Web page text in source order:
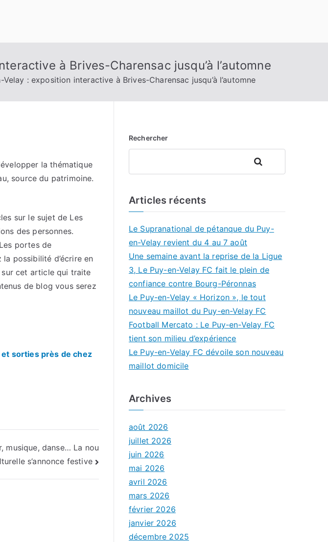
à Brives-Charensac jusqu’à l’automne
Velay : exposition interactive à Brives-Charensac jusqu’à l’automne
la thématique
source du patrimoine.
sur le sujet de Les
des personnes.
portes de
possibilité d’écrire en
cet article qui traite
de blog vous serez
sorties près de chez
musique, danse… La nou
s’annonce festive
Rechercher
Rechercher
Articles récents
Le Supranational de pétanque du Puy-
en-Velay revient du 4 au 7 août
Une semaine avant la reprise de la Ligue
3, Le Puy-en-Velay FC fait le plein de
confiance contre Bourg-Péronnas
Le Puy-en-Velay « Horizon », le tout
nouveau maillot du Puy-en-Velay FC
Football Mercato : Le Puy-en-Velay FC
tient son milieu d’expérience
Le Puy-en-Velay FC dévoile son nouveau
maillot domicile
Archives
août 2026
juillet 2026
juin 2026
mai 2026
avril 2026
mars 2026
février 2026
janvier 2026
décembre 2025